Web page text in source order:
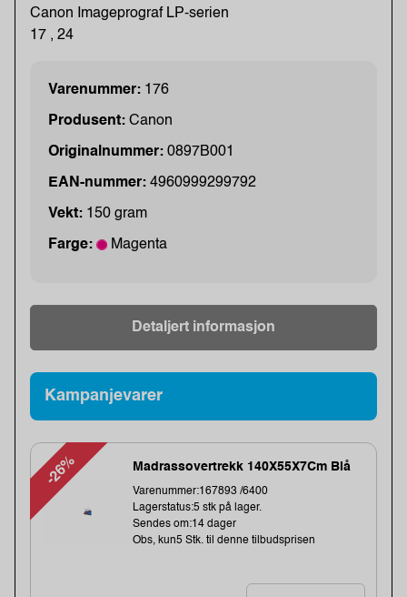
Canon Imageprograf LP-serien
17 , 24
Varenummer: 176
Produsent: Canon
Originalnummer: 0897B001
EAN-nummer: 4960999299792
Vekt: 150 gram
Farge: Magenta
Detaljert informasjon
Kampanjevarer
-26% Madrassovertrekk 140X55X7Cm Blå
Varenummer:167893 /6400
Lagerstatus:5 stk på lager.
Sendes om:14 dager
Obs, kun5 Stk. til denne tilbudsprisen